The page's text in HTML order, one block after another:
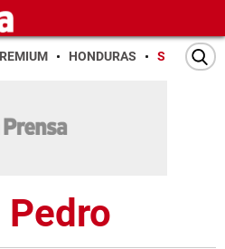
HONDURAS SAN PEDRO
Pedro